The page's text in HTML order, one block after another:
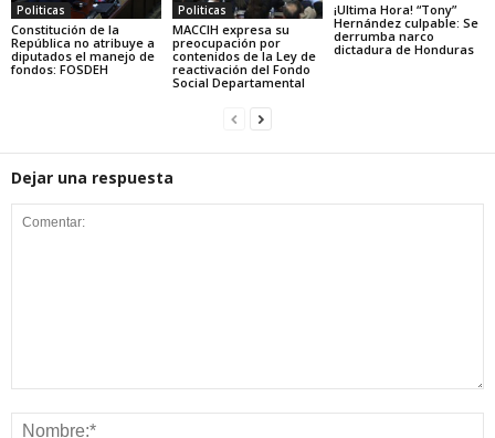
Politicas
Constitución de la
República no atribuye a
diputados el manejo de
fondos: FOSDEH
Politicas
MACCIH expresa su
preocupación por
contenidos de la Ley de
reactivación del Fondo
Social Departamental
¡Ultima Hora! “Tony”
Hernández culpable: Se
derrumba narco
dictadura de Honduras
Dejar una respuesta